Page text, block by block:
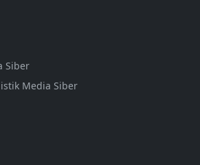
Siber
Media Siber